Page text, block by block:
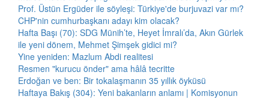
Prof. Üstün Ergüder ile söyleşi: Türkiye'de burjuvazi var mı?
CHP'nin cumhurbaşkanı adayı kim olacak?
Hafta Başı (70): SDG Münih’te, Heyet İmralı’da, Akın Gürlek
ile yeni dönem, Mehmet Şimşek gidici mi?
Yine yeniden: Mazlum Abdi realitesi
Resmen "kurucu önder" ama hâlâ tecritte
Erdoğan ve ben: Bir tokalaşmanın 35 yıllık öyküsü
Haftaya Bakış (304): Yeni bakanların anlamı | Komisyonun